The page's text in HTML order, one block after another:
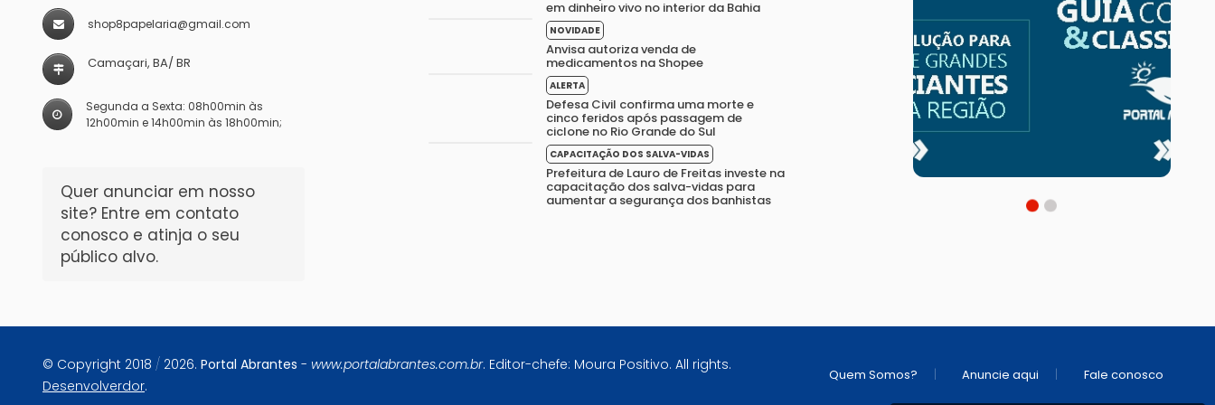
shop8papelaria@gmail.com
Camaçari, BA/ BR
Segunda a Sexta: 08h00min às
12h00min e 14h00min às 18h00min;
Quer anunciar em nosso
site? Entre em contato
conosco e atinja o seu
público alvo.
em dinheiro vivo no interior da Bahia
NOVIDADE
Anvisa autoriza venda de
medicamentos na Shopee
ALERTA
Defesa Civil confirma uma morte e
cinco feridos após passagem de
ciclone no Rio Grande do Sul
CAPACITAÇÃO DOS SALVA-VIDAS
Prefeitura de Lauro de Freitas investe na
capacitação dos salva-vidas para
aumentar a segurança dos banhistas
© Copyright 2018 / 2026. Portal Abrantes - www.portalabrantes.com.br. Editor-chefe: Moura Positivo. All rights.
Desenvolverdor.
Quem Somos? | Anuncie aqui | Fale conosco